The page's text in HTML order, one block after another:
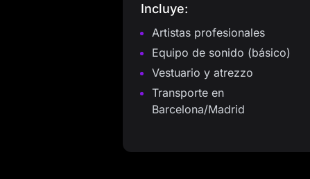
Incluye:
Artistas profesionales
Equipo de sonido (básico)
Vestuario y atrezzo
Transporte en
Barcelona/Madrid